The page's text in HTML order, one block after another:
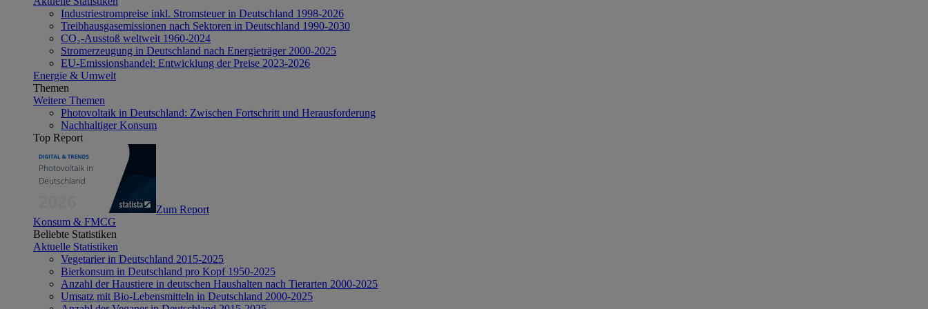
Industriestrompreise inkl. Stromsteuer in Deutschland 1998-2026
Treibhausgasemissionen nach Sektoren in Deutschland 1990-2030
CO₂-Ausstoß weltweit 1960-2024
Stromerzeugung in Deutschland nach Energieträger 2000-2025
EU-Emissionshandel: Entwicklung der Preise 2023-2026
Energie & Umwelt
Themen
Weitere Themen
Photovoltaik in Deutschland: Zwischen Fortschritt und Herausforderung
Nachhaltiger Konsum
Top Report
Zum Report
Konsum & FMCG
Beliebte Statistiken
Aktuelle Statistiken
Vegetarier in Deutschland 2015-2025
Bierkonsum in Deutschland pro Kopf 1950-2025
Anzahl der Haustiere in deutschen Haushalten nach Tierarten 2000-2025
Umsatz mit Bio-Lebensmitteln in Deutschland 2000-2025